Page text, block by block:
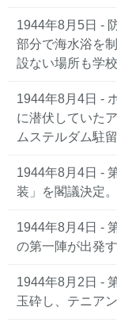
1944年8月5日 -
部分で海水浴を
設ない場所も学
1944年8月4日 -
に潜伏していた
ムステルダム駐
1944年8月4日 -
装」を閣議決定
1944年8月4日 -
の第一陣が出発す
1944年8月2日 -
玉砕し、テニア